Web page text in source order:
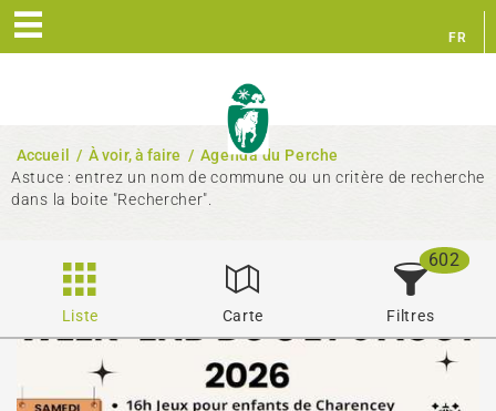
FR
Accueil / À voir, à faire / Agenda du Perche
Astuce : entrez un nom de commune ou un critère de recherche
dans la boite "Rechercher".
Liste Carte Filtres
602